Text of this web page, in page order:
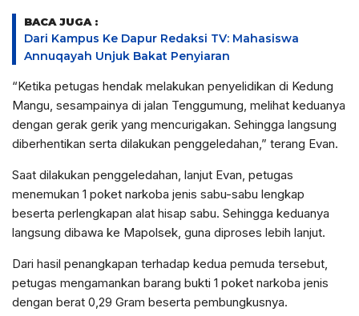
BACA JUGA :
Dari Kampus Ke Dapur Redaksi TV: Mahasiswa
Annuqayah Unjuk Bakat Penyiaran
“Ketika petugas hendak melakukan penyelidikan di Kedung
Mangu, sesampainya di jalan Tenggumung, melihat keduanya
dengan gerak gerik yang mencurigakan. Sehingga langsung
diberhentikan serta dilakukan penggeledahan,” terang Evan.
Saat dilakukan penggeledahan, lanjut Evan, petugas
menemukan 1 poket narkoba jenis sabu-sabu lengkap
beserta perlengkapan alat hisap sabu. Sehingga keduanya
langsung dibawa ke Mapolsek, guna diproses lebih lanjut.
Dari hasil penangkapan terhadap kedua pemuda tersebut,
petugas mengamankan barang bukti 1 poket narkoba jenis
dengan berat 0,29 Gram beserta pembungkusnya.